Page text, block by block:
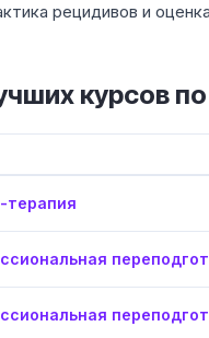
рецидивов и
курсов
терапия